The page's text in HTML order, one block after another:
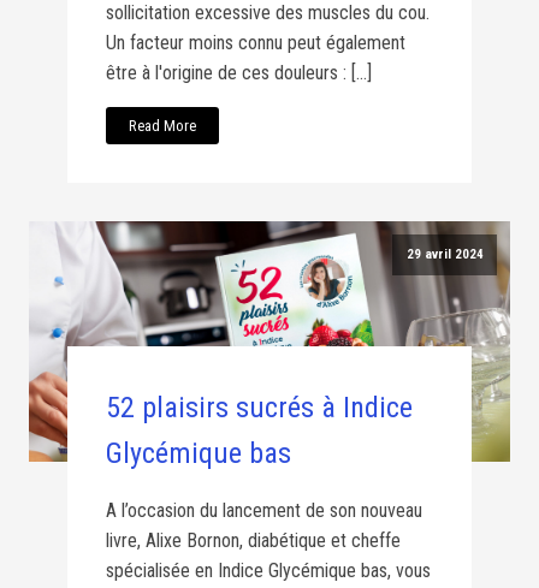
sollicitation excessive des muscles du cou.
Un facteur moins connu peut également
être à l'origine de ces douleurs : […]
Read More
29 avril 2024
52 plaisirs sucrés à Indice
Glycémique bas
A l’occasion du lancement de son nouveau
livre, Alixe Bornon, diabétique et cheffe
spécialisée en Indice Glycémique bas, vous